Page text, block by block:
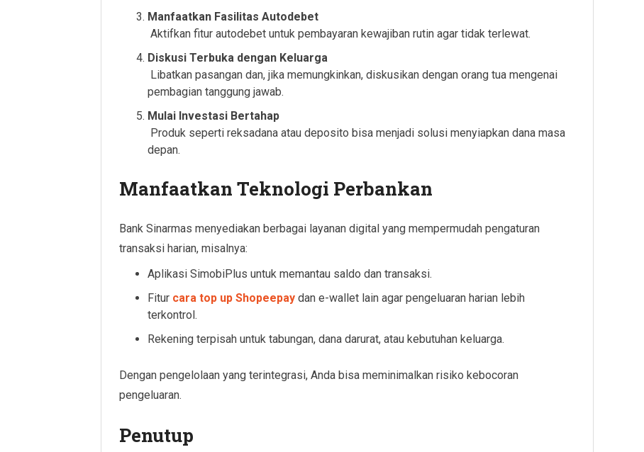
Manfaatkan Fasilitas Autodebet
Aktifkan fitur autodebet untuk pembayaran kewajiban rutin agar tidak terlewat.
Diskusi Terbuka dengan Keluarga
Libatkan pasangan dan, jika memungkinkan, diskusikan dengan orang tua mengenai
pembagian tanggung jawab.
Mulai Investasi Bertahap
Produk seperti reksadana atau deposito bisa menjadi solusi menyiapkan dana masa
depan.
Manfaatkan Teknologi Perbankan
Bank Sinarmas menyediakan berbagai layanan digital yang mempermudah pengaturan
transaksi harian, misalnya:
Aplikasi SimobiPlus untuk memantau saldo dan transaksi.
Fitur cara top up Shopeepay dan e-wallet lain agar pengeluaran harian lebih
terkontrol.
Rekening terpisah untuk tabungan, dana darurat, atau kebutuhan keluarga.
Dengan pengelolaan yang terintegrasi, Anda bisa meminimalkan risiko kebocoran
pengeluaran.
Penutup